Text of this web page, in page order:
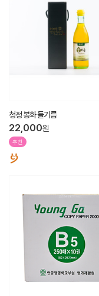
청정 봉화 들기름
22,000원
추천